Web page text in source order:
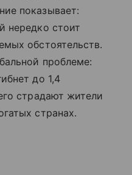
показывает:
нередко стоит
обстоятельств.
проблеме:
до 1,4
страдают жители
странах.